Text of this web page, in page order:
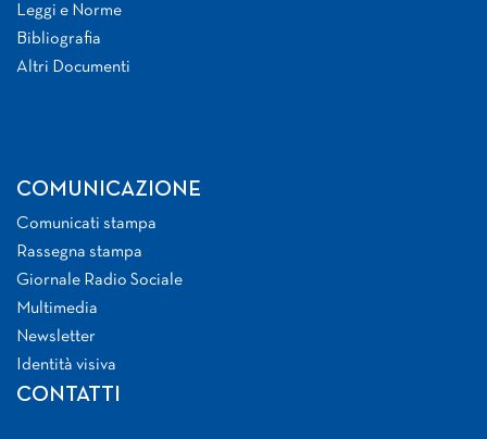
Leggi e Norme
Bibliografia
Altri Documenti
COMUNICAZIONE
Comunicati stampa
Rassegna stampa
Giornale Radio Sociale
Multimedia
Newsletter
Identità visiva
CONTATTI